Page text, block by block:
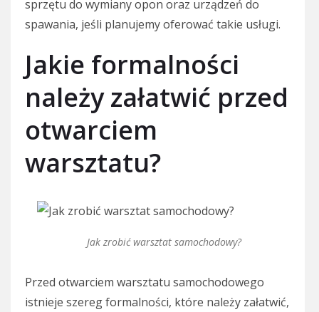
sprzętu do wymiany opon oraz urządzeń do
spawania, jeśli planujemy oferować takie usługi.
Jakie formalności
należy załatwić przed
otwarciem
warsztatu?
Jak zrobić warsztat samochodowy?
Przed otwarciem warsztatu samochodowego
istnieje szereg formalności, które należy załatwić,